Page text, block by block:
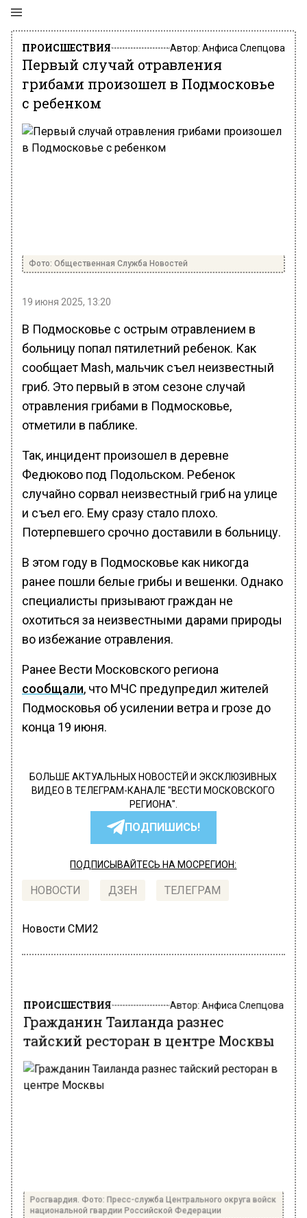
ПРОИСШЕСТВИЯ Автор: Анфиса Слепцова
Первый случай отравления
грибами произошел в Подмосковье
с ребенком
Фото: Общественная Служба Новостей
19 июня 2025, 13:20
В Подмосковье с острым отравлением в
больницу попал пятилетний ребенок. Как
сообщает Mash, мальчик съел неизвестный
гриб. Это первый в этом сезоне случай
отравления грибами в Подмосковье,
отметили в паблике.
Так, инцидент произошел в деревне
Федюково под Подольском. Ребенок
случайно сорвал неизвестный гриб на улице
и съел его. Ему сразу стало плохо.
Потерпевшего срочно доставили в больницу.
В этом году в Подмосковье как никогда
ранее пошли белые грибы и вешенки. Однако
специалисты призывают граждан не
охотиться за неизвестными дарами природы
во избежание отравления.
Ранее Вести Московского региона
сообщали, что МЧС предупредил жителей
Подмосковья об усилении ветра и грозе до
конца 19 июня.
БОЛЬШЕ АКТУАЛЬНЫХ НОВОСТЕЙ И ЭКСКЛЮЗИВНЫХ
ВИДЕО В ТЕЛЕГРАМ-КАНАЛЕ "ВЕСТИ МОСКОВСКОГО
РЕГИОНА".
ПОДПИШИСЬ!
ПОДПИСЫВАЙТЕСЬ НА МОСРЕГИОН:
НОВОСТИ ДЗЕН ТЕЛЕГРАМ
Новости СМИ2
ПРОИСШЕСТВИЯ Автор: Анфиса Слепцова
Гражданин Таиланда разнес
тайский ресторан в центре Москвы
Росгвардия. Фото: Пресс-служба Центрального округа войск
национальной гвардии Российской Федерации